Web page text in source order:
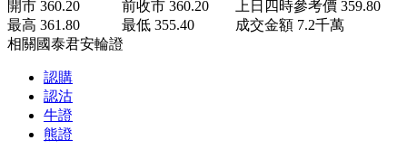
開市 360.20 前收市 360.20 上日四時參考價 359.80
最高 361.80 最低 355.40 成交金額 7.2千萬
相關國泰君安輪證
認購
認沽
牛證
熊證